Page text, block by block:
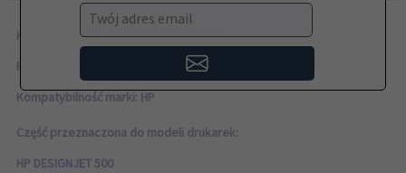
Kod producenta: C7769-60183 (24 cale)
Rodzaj: Zamiennik
Kompatybilność marki: HP
Część przeznaczona do modeli drukarek:
HP DESIGNJET 500
Twój adres email